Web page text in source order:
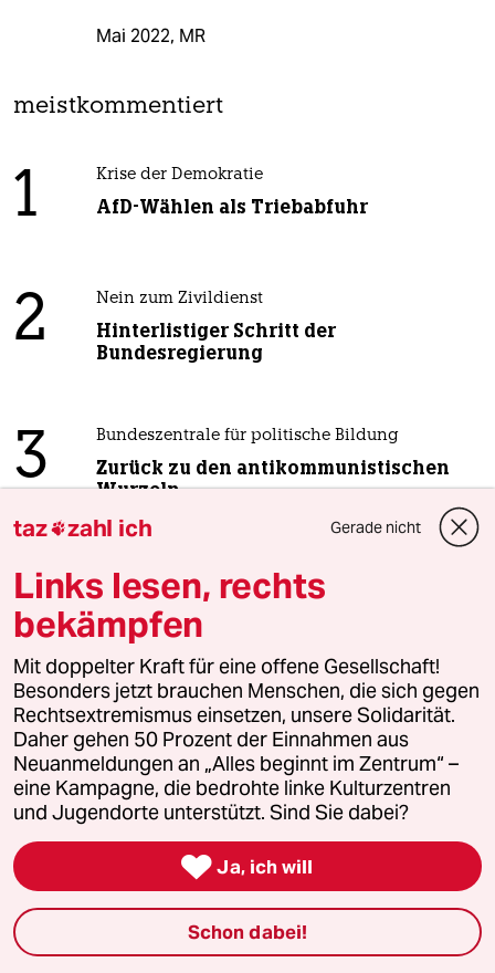
Mai 2022, MR
meistkommentiert
1 Krise der Demokratie
AfD-Wählen als Triebabfuhr
2 Nein zum Zivildienst
Hinterlistiger Schritt der
Bundesregierung
3 Bundeszentrale für politische Bildung
Zurück zu den antikommunistischen
Wurzeln
4 Niedrigwasser in Mittel- und Osteuropa
Stromkrise mit Ansage
5 Zivildienst
Zwangsdienst als Randnotiz
6 Innenausschuss tagte zu CSD-Anschlag
Auch Bayerns Vorbild hilft nicht weiter
taz
taz zahl ich Gerade nicht
Links lesen, rechts
bekämpfen
Mit doppelter Kraft für eine offene Gesellschaft!
Besonders jetzt brauchen Menschen, die sich gegen
Rechtsextremismus einsetzen, unsere Solidarität.
Daher gehen 50 Prozent der Einnahmen aus
Neuanmeldungen an „Alles beginnt im Zentrum“ –
eine Kampagne, die bedrohte linke Kulturzentren
und Jugendorte unterstützt. Sind Sie dabei?
 Ja, ich will
Schon dabei!